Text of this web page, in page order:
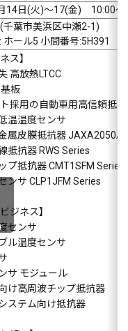
14日(火)～17(金) 10:00～
千葉市美浜区中瀬2-1)
ホール5 小間番号:5H391
ス】
高放熱LTCC
基板
採用の自動車用高信頼抵
温温度センサ
属皮膜抵抗器 JAXA2050/
抵抗器 RWS Series
プ抵抗器 CMT1SFM Series
ンサ CLP1JFM Series
ジネス】
センサ
ル温度センサ
サ モジュール
け高周波チップ抵抗器
ステム向け抵抗器